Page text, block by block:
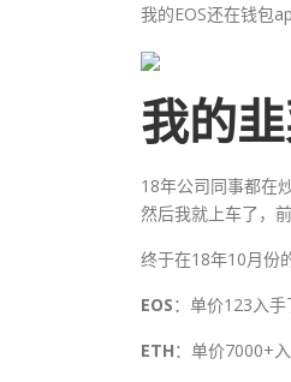
我的EOS还在钱包
我的
18年公司同事都在
然后我就上车了，
终于在18年10月份
EOS：单价123入
ETH：单价7000+